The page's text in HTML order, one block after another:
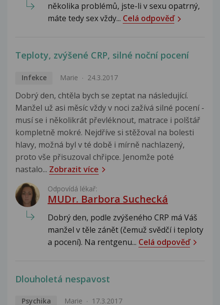
několika problémů, jste-li v sexu opatrný,
máte tedy sex vždy... Celá odpověď
Teploty, zvýšené CRP, silné noční pocení
Infekce Marie 24.3.2017
Dobrý den, chtěla bych se zeptat na následující.
Manžel už asi měsíc vždy v noci zažívá silné pocení -
musí se i několikrát převléknout, matrace i polštář
kompletně mokré. Nejdříve si stěžoval na bolesti
hlavy, možná byl v té době i mírně nachlazený,
proto vše přisuzoval chřipce. Jenomže poté
nastalo... Zobrazit více
Odpovídá lékař:
MUDr. Barbora Suchecká
Dobrý den, podle zvýšeného CRP má Váš
manžel v těle zánět (čemuž svědčí i teploty
a pocení). Na rentgenu... Celá odpověď
Dlouholetá nespavost
Psychika Marie 17.3.2017